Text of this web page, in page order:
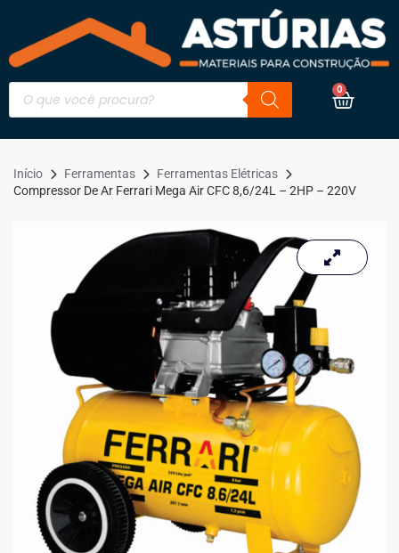
0
Início Ferramentas
Ferramentas Elétricas
Compressor De Ar Ferrari Mega Air CFC 8,6/24L – 2HP – 220V